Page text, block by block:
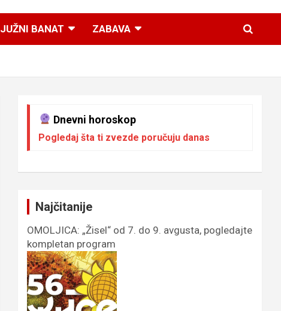
JUŽNI BANAT ZABAVA
Dnevni horoskop
Pogledaj šta ti zvezde poručuju danas
Najčitanije
OMOLJICA: „Žisel“ od 7. do 9. avgusta, pogledajte
kompletan program